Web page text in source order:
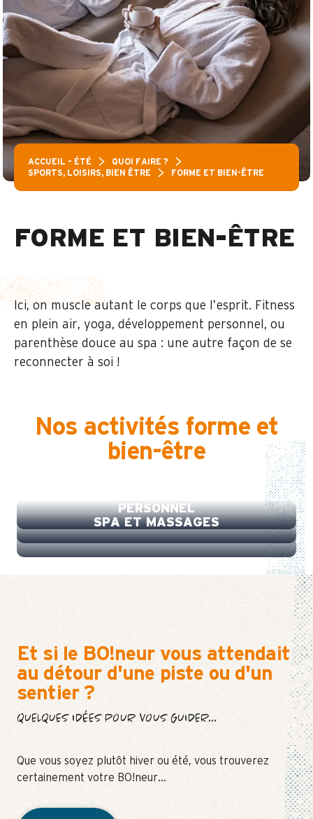
ACCUEIL – ÉTÉ
QUOI FAIRE ?
SPORTS, LOISIRS, BIEN ÊTRE
FORME ET BIEN-ÊTRE
FORME ET BIEN-ÊTRE
Ici, on muscle autant le corps que l’esprit. Fitness
en plein air, yoga, développement personnel, ou
parenthèse douce au spa : une autre façon de se
reconnecter à soi !
Nos activités forme et
bien-être
PERSONNEL
SPA ET MASSAGES
Et si le BO!neur vous attendait
au détour d'une piste ou d'un
sentier ?
QUELQUES IDÉES POUR VOUS GUIDER...
Que vous soyez plutôt hiver ou été, vous trouverez
certainement votre BO!neur…